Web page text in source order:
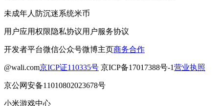
未成年人防沉迷系统米币
用户应用权限隐私协议用户服务协议
开发者平台微信公众号微博主页商务合作
@wali.com京ICP证110335号 京ICP备17017388号-1营业执照
京公网安备11010802023678号
小米游戏中心